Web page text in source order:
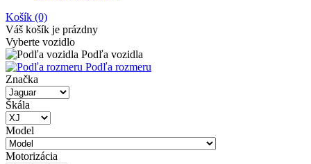
Košík (0)
Váš košík je prázdny
Vyberte vozidlo
Podľa vozidla
Podľa rozmeru
Značka
Škála
Model
Motorizácia